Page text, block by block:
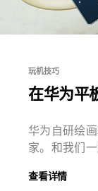
玩机技巧
在华为平
华为自研绘
家。和我们
查看详情